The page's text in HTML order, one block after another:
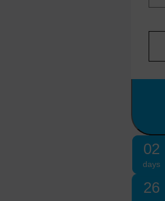
02
days
26